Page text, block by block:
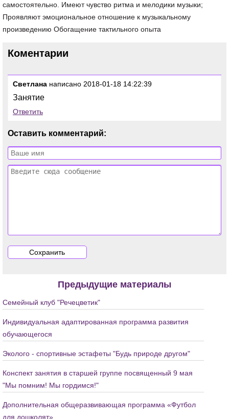
самостоятельно. Имеют чувство ритма и мелодики музыки;
Проявляют эмоциональное отношение к музыкальному
произведению Обогащение тактильного опыта
Коментарии
Светлана написано 2018-01-18 14:22:39
Занятие
Ответить
Оставить комментарий:
Предыдущие материалы
Семейный клуб "Речецветик"
Индивидуальная адаптированная программа развития
обучающегося
Эколого - спортивные эстафеты "Будь природе другом"
Конспект занятия в старшей группе посвященный 9 мая
"Мы помним! Мы гордимся!"
Дополнительная общеразвивающая программа «Футбол
для дошколят»